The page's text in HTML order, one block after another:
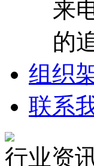
来
的
组织
联系
行业资